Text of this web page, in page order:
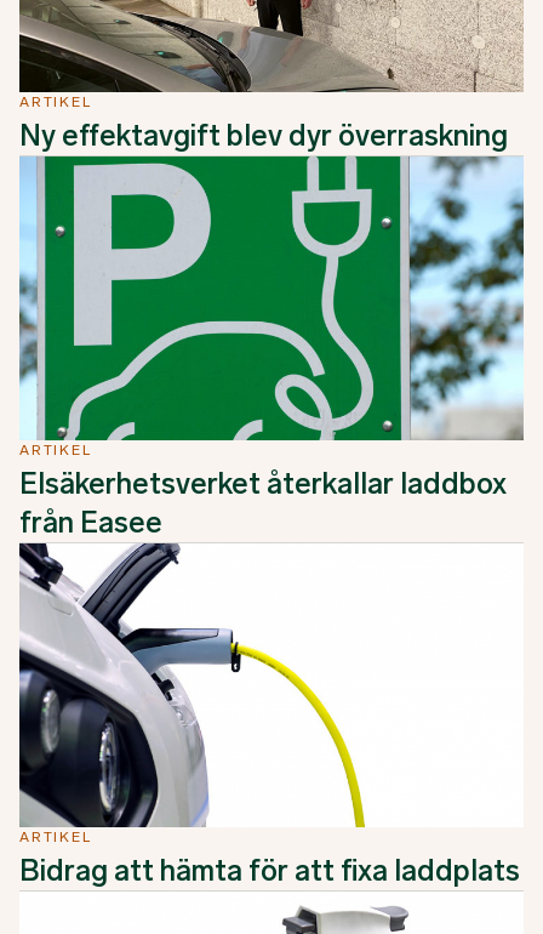
ARTIKEL
Ny effektavgift blev dyr överraskning
ARTIKEL
Elsäkerhetsverket återkallar laddbox
från Easee
ARTIKEL
Bidrag att hämta för att fixa laddplats